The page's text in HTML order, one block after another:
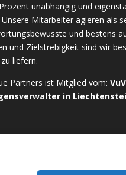
unabhängig und
Mitarbeiter agieren als
und bestens
und Zielstrebigkeit sind wir
liefern.
Partners ist Mitglied vom:
in